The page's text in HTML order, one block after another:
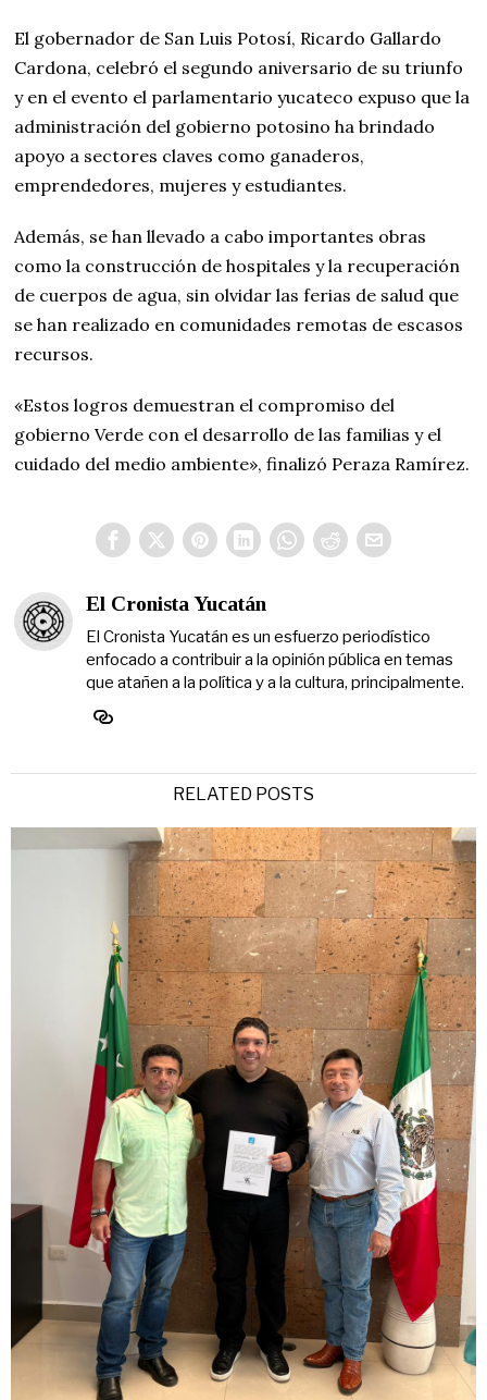
El gobernador de San Luis Potosí, Ricardo Gallardo
Cardona, celebró el segundo aniversario de su triunfo
y en el evento el parlamentario yucateco expuso que la
administración del gobierno potosino ha brindado
apoyo a sectores claves como ganaderos,
emprendedores, mujeres y estudiantes.
Además, se han llevado a cabo importantes obras
como la construcción de hospitales y la recuperación
de cuerpos de agua, sin olvidar las ferias de salud que
se han realizado en comunidades remotas de escasos
recursos.
«Estos logros demuestran el compromiso del
gobierno Verde con el desarrollo de las familias y el
cuidado del medio ambiente», finalizó Peraza Ramírez.
El Cronista Yucatán
El Cronista Yucatán es un esfuerzo periodístico
enfocado a contribuir a la opinión pública en temas
que atañen a la política y a la cultura, principalmente.
RELATED POSTS